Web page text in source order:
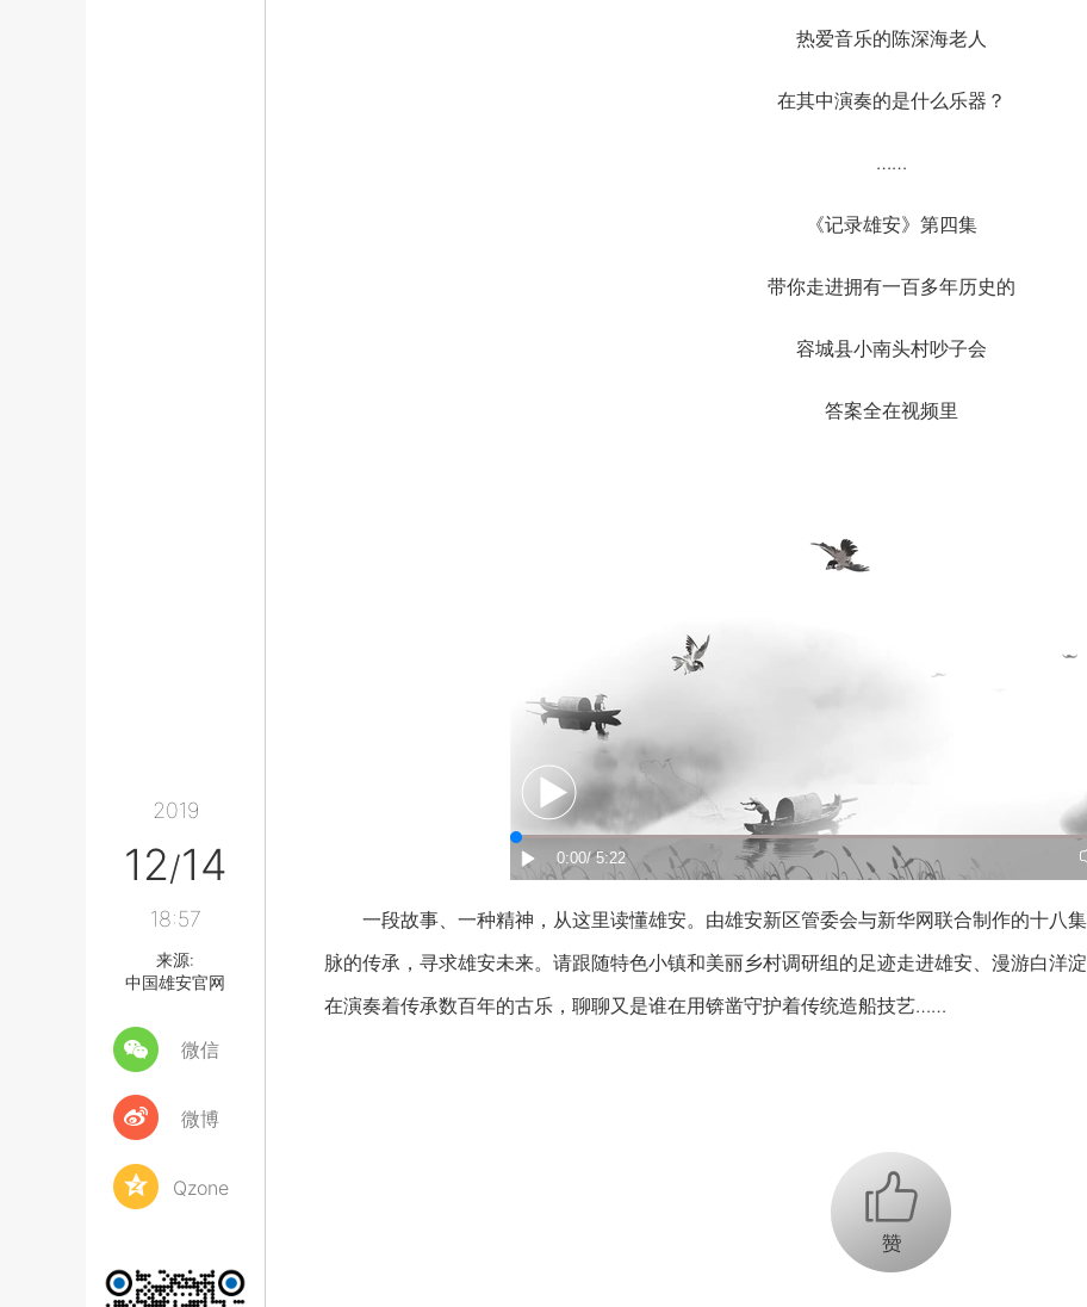
2019
12/14
18:57
来源:
中国雄安官网
微信
微博
Qzone
热爱音乐的陈深海老人
在其中演奏的是什么乐器？
……
《记录雄安》第四集
带你走进拥有一百多年历史的
容城县小南头村吵子会
答案全在视频里
0:00/ 5:22
一段故事、一种精神，从这里读懂雄安。由雄安新区管委会与新华网联合制作的十八
脉的传承，寻求雄安未来。请跟随特色小镇和美丽乡村调研组的足迹走进雄安、漫游白洋
在演奏着传承数百年的古乐，聊聊又是谁在用锛凿守护着传统造船技艺……
+1